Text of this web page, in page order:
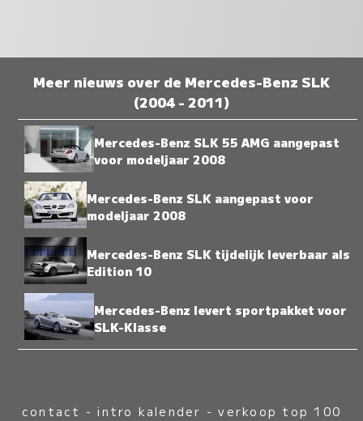
Meer nieuws over de Mercedes-Benz SLK
(2004 - 2011)
Mercedes-Benz SLK 55 AMG aangepast
voor modeljaar 2008
Mercedes-Benz SLK aangepast voor
modeljaar 2008
Mercedes-Benz SLK tijdelijk leverbaar als
Edition 10
Mercedes-Benz levert sportpakket voor
SLK-Klasse
contact -intro kalender -verkoop top 100